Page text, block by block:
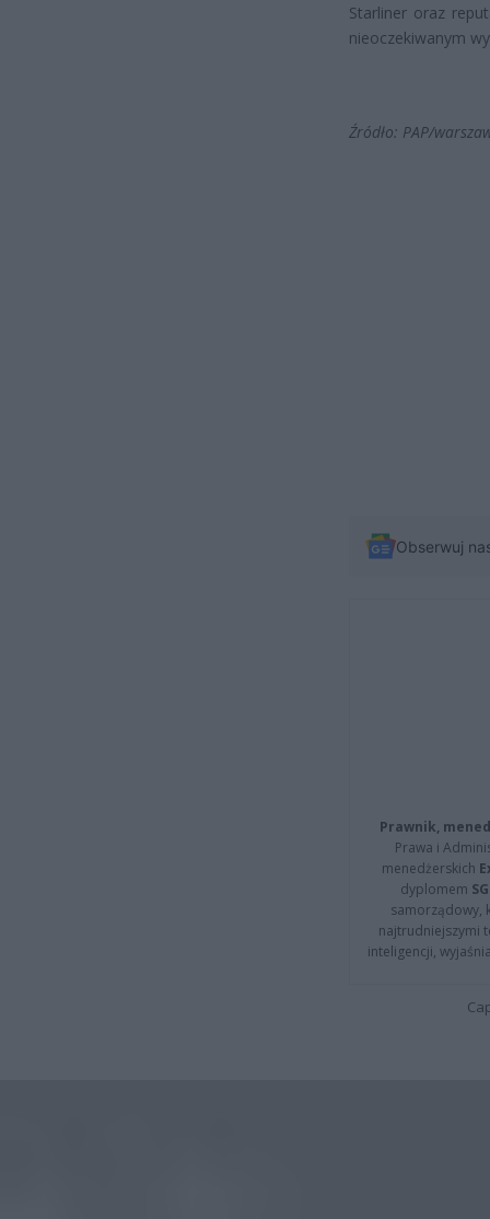
Starliner oraz
nieoczekiwanym
Źródło: PAP/
Obserwuj
Prawnik,
Prawa i
menedżerskich
dyplomem
samorządowy,
najtrudniejszymi
inteligencji,